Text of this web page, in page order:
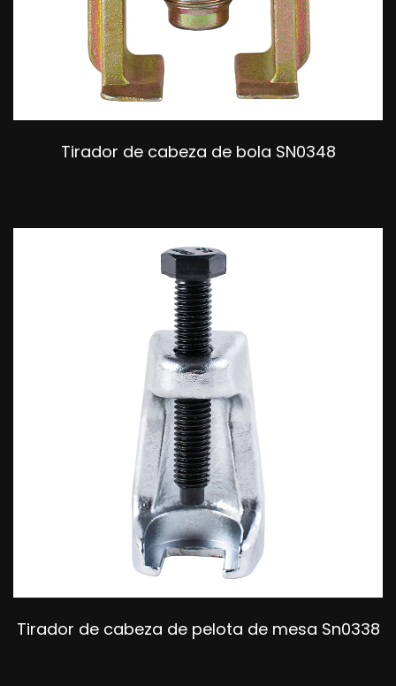
Tirador de cabeza de bola SN0348
Tirador de cabeza de pelota de mesa Sn0338